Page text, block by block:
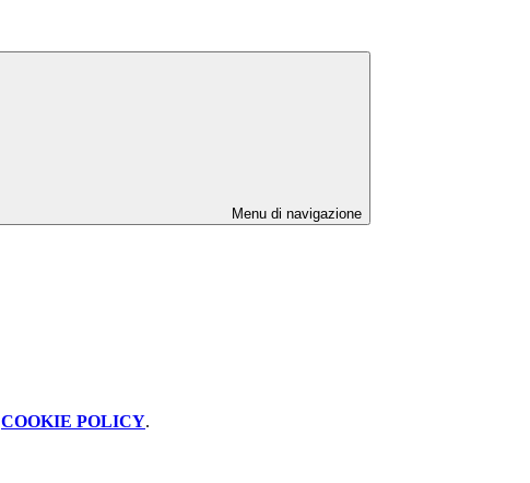
Menu di navigazione
COOKIE POLICY.